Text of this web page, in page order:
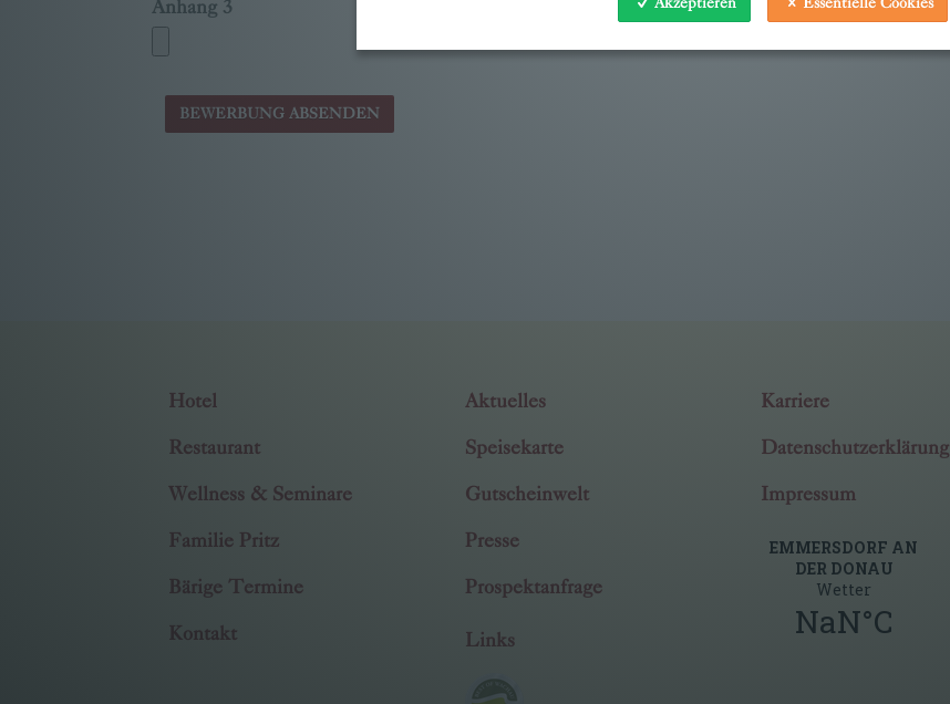
Anhang 3
Hotel
Restaurant
Wellness & Seminare
Familie Pritz
Bärige Termine
Kontakt
Aktuelles
Speisekarte
Gutscheinwelt
Presse
Prospektanfrage
Links
Karriere
Datenschutzerklärung
Impressum